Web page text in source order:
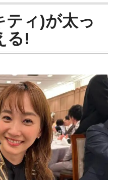
ティ)が太っ
る!